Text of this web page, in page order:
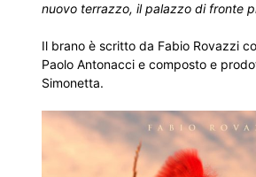
nuovo terrazzo, il palazzo di fronte
Il brano è scritto da Fabio Rovazzi
Paolo Antonacci e composto e
Simonetta.